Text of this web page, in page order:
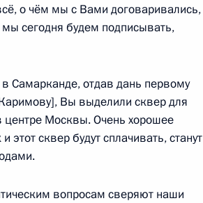
ресурсы
техническая
о чём мы с Вами договаривались,
сегодня будем подписывать,
в Самарканде, отдав дань первому
Вы выделили сквер для
центре Москвы. Очень хорошее
сквер будут сплачивать, станут
вопросам сверяют наши